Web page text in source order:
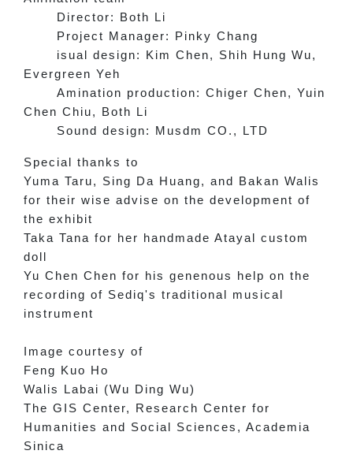
Director: Both Li
Project Manager: Pinky Chang
isual design: Kim Chen, Shih Hung Wu,
Evergreen Yeh
Amination production: Chiger Chen, Yuin
Chen Chiu, Both Li
Sound design: Musdm CO., LTD
Special thanks to
Yuma Taru, Sing Da Huang, and Bakan Walis
for their wise advise on the development of
the exhibit
Taka Tana for her handmade Atayal custom
doll
Yu Chen Chen for his genenous help on the
recording of Sediq's traditional musical
instrument
Image courtesy of
Feng Kuo Ho
Walis Labai (Wu Ding Wu)
The GIS Center, Research Center for
Humanities and Social Sciences, Academia
Sinica